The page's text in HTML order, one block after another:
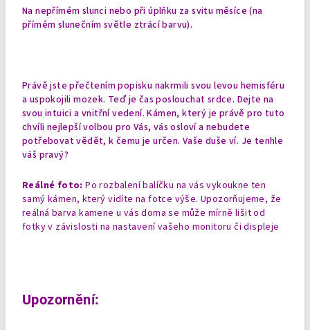
Na nepřímém slunci nebo při úplňku za svitu měsíce (na
přímém slunečním světle ztrácí barvu).
Právě jste přečtením popisku nakrmili svou levou hemisféru
a uspokojili mozek. Teď je čas poslouchat srdce. Dejte na
svou intuici a vnitřní vedení. Kámen, který je právě pro tuto
chvíli nejlepší volbou pro Vás, vás osloví a nebudete
potřebovat vědět, k čemu je určen. Vaše duše ví. Je tenhle
váš pravý?
Reálné foto: Po rozbalení balíčku na vás vykoukne ten
samý kámen, který vidíte na fotce výše. Upozorňujeme, že
reálná barva kamene u vás doma se může mírně lišit od
fotky v závislosti na nastavení vašeho monitoru či displeje
Upozornění: